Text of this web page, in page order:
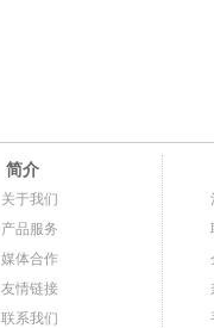
简介
关于我们
产品服务
媒体合作
友情链接
联系我们